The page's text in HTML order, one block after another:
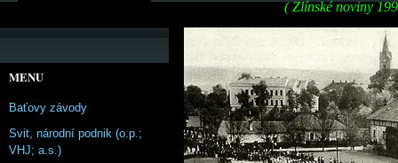
( Zlínské noviny
MENU
Baťovy závody
Svit, národní podnik (o.p.;
VHJ; a.s.)